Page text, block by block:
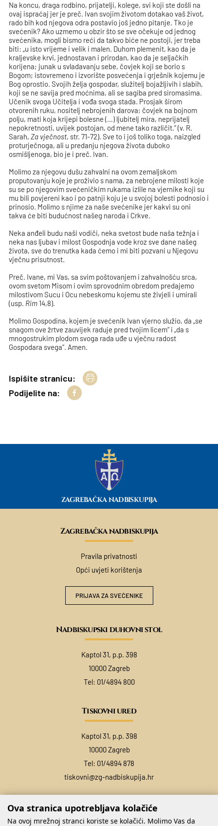
Na koncu, draga rodbino, prijatelji, kolege, svi koji ste došli na
ovaj ispraćaj jer je preč. Ivan svojim životom dotakao vaš život,
rado bih kod njegova odra postavio još jedno pitanje. Tko je
svećenik? Ako uzmemo u obzir što se sve očekuje od jednog
svećenika, mogli bismo reći da takvo biće ne postoji, jer treba
biti: „u isto vrijeme i velik i malen. Duhom plemenit, kao da je
kraljevske krvi, jednostavan i prirodan, kao da je seljačkih
korijena; junak u svladavanju sebe, čovjek koji se borio s
Bogom; istovremeno i izvorište posvećenja i grješnik kojemu je
Bog oprostio. Svojih želja gospodar, služitelj bojažljivih i slabih,
koji se ne savija pred moćnima, ali se sagiba pred siromasima.
Učenik svoga Učitelja i vođa svoga stada. Prosjak širom
otvorenih ruku, nositelj nebrojenih darova; čovjek na bojnom
polju, mati koja krijepi bolesne (…) ljubitelj mira, neprijatelj
nepokretnosti, uvijek postojan, od mene tako različit.“ (v. R.
Sarah,Za vječnost, str. 71-72). Sve to i još toliko toga, naizgled
proturječnoga, ali u predanju njegova života duboko
osmišljenoga, bio je i preč. Ivan.
Molimo za njegovu dušu zahvalni na ovom zemaljskom
proputovanju koje je proživio s nama, za nebrojene milosti koje
su se po njegovim svećeničkim rukama izlile na vjernike koji su
mu bili povjereni kao i po patnji koju je u svojoj bolesti podnosio i
prinosio. Molimo s njime za naše svećenike jer kakvi su oni
takva će biti budućnost našeg naroda i Crkve.
Neka anđeli budu naši vodiči, neka svetost bude naša težnja i
neka nas ljubav i milost Gospodnja vode kroz sve dane našeg
života, sve do trenutka kada ćemo i mi biti pozvani u Njegovu
vječnu prisutnost.
Preč. Ivane, mi Vas, sa svim poštovanjem i zahvalnošću srca,
ovom svetom Misom i ovim sprovodnim obredom predajemo
milostivom Sucu i Ocu nebeskomu kojemu ste živjeli i umirali
(usp. Rim 14,8).
Molimo Gospodina, kojem je svećenik Ivan vjerno služio, da „se
snagom ove žrtve zauvijek raduje pred tvojim licem“ i „da s
mnogostrukim plodom svoga rada uđe u vječnu radost
Gospodara svega“. Amen.
Ispišite stranicu:
Podijelite na:
ZAGREBAČKA NADBISKUPIJA
Zagrebačka nadbiskupija
Pravila privatnosti
Opći uvjeti korištenja
PRIJAVA ZA SVEĆENIKE
Nadbiskupski duhovni stol
Kaptol 31, p.p. 398
10000 Zagreb
Tel: 01/4894 800
Tiskovni ured
Kaptol 31, p.p. 398
10000 Zagreb
Tel: 01/4894 878
tiskovni@zg-nadbiskupija.hr
Ova stranica upotrebljava kolačiće
Na ovoj mrežnoj stranci koriste se kolačići. Molimo Vas da